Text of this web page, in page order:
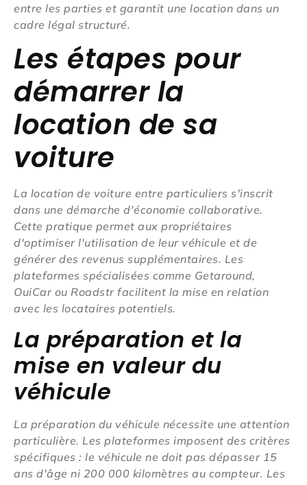
entre les parties et garantit une location dans un
cadre légal structuré.
Les étapes pour
démarrer la
location de sa
voiture
La location de voiture entre particuliers s'inscrit
dans une démarche d'économie collaborative.
Cette pratique permet aux propriétaires
d'optimiser l'utilisation de leur véhicule et de
générer des revenus supplémentaires. Les
plateformes spécialisées comme Getaround,
OuiCar ou Roadstr facilitent la mise en relation
avec les locataires potentiels.
La préparation et la
mise en valeur du
véhicule
La préparation du véhicule nécessite une attention
particulière. Les plateformes imposent des critères
spécifiques : le véhicule ne doit pas dépasser 15
ans d'âge ni 200 000 kilomètres au compteur. Les